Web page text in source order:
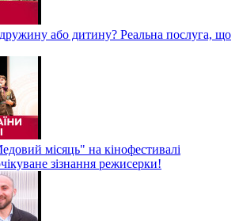
або дитину? Реальна послуга, що
місяць" на кінофестивалі
зізнання режисерки!